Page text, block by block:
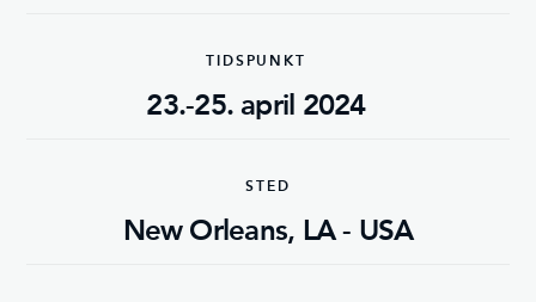
TIDSPUNKT
23.-25. april 2024
STED
New Orleans, LA - USA